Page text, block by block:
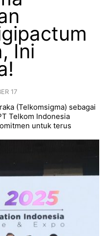
Ini
17
(Telkomsigma) sebagai
Telkom Indonesia
untuk terus